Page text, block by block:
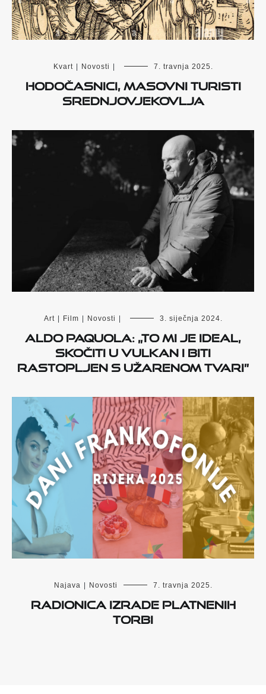
Kvart | Novosti | 7. travnja 2025.
Hodočasnici, masovni turisti
srednjovjekovlja
Art | Film | Novosti | 3. siječnja 2024.
Aldo Paquola: „To mi je ideal,
skočiti u vulkan i biti
rastopljen s užarenom tvari”
Najava | Novosti 7. travnja 2025.
Radionica izrade platnenih
torbi